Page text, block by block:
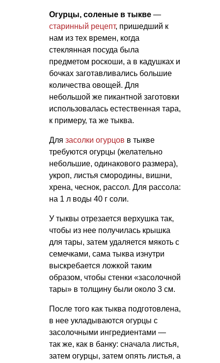
Огурцы, соленые в тыкве —
старинный рецепт, пришедший к
нам из тех времен, когда
стеклянная посуда была
предметом роскоши, а в кадушках и
бочках заготавливались большие
количества овощей. Для
небольшой же пикантной заготовки
использовалась естественная тара,
к примеру, та же тыква.
Для засолки огурцов в тыкве
требуются огурцы (желательно
небольшие, одинакового размера),
укроп, листья смородины, вишни,
хрена, чеснок, рассол. Для рассола:
на 1 л воды 40 г соли.
У тыквы отрезается верхушка так,
чтобы из нее получилась крышка
для тары, затем удаляется мякоть с
семечками, сама тыква изнутри
выскребается ложкой таким
образом, чтобы стенки «засолочной
тары» в толщину были около 3 см.
После того как тыква подготовлена,
в нее укладываются огурцы с
засолочными ингредиентами —
так же, как в банку: сначала листья,
затем огурцы, затем опять листья, а